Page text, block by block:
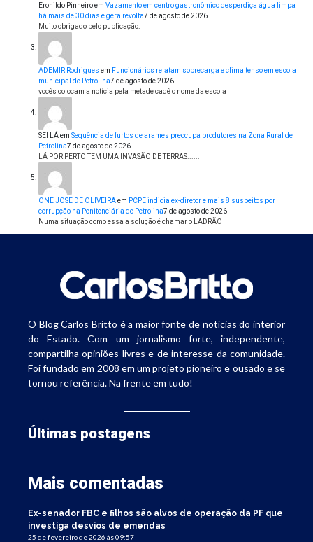
Eronildo Pinheiroem Vazamento em centro gastronômico desperdiça água limpa
há mais de 30 dias e gera revolta7 de agosto de 2026
Muito obrigado pelo publicação.
ADEMIR Rodrigues em Funcionários relatam sobrecarga e clima tenso em escola
municipal de Petrolina7 de agosto de 2026
vocês colocam a notícia pela metade cadê o nome da escola
SEI LÁem Sequência de furtos de arames preocupa produtores na Zona Rural de
Petrolina7 de agosto de 2026
LÁ POR PERTO TEM UMA INVASÃO DE TERRAS......
ONE JOSE DE OLIVEIRAem PCPE indicia ex-diretor e mais 8 suspeitos por
corrupção na Penitenciária de Petrolina7 de agosto de 2026
Numa situação como essa a solução é chamar o LADRÃO
O Blog Carlos Britto é a maior fonte de notícias do interior
do Estado. Com um jornalismo forte, independente,
compartilha opiniões livres e de interesse da comunidade.
Foi fundado em 2008 em um projeto pioneiro e ousado e se
tornou referência. Na frente em tudo!
Últimas postagens
Mais comentadas
Ex-senador FBC e filhos são alvos de operação da PF que
investiga desvios de emendas
25 de fevereiro de 2026 às 09:57